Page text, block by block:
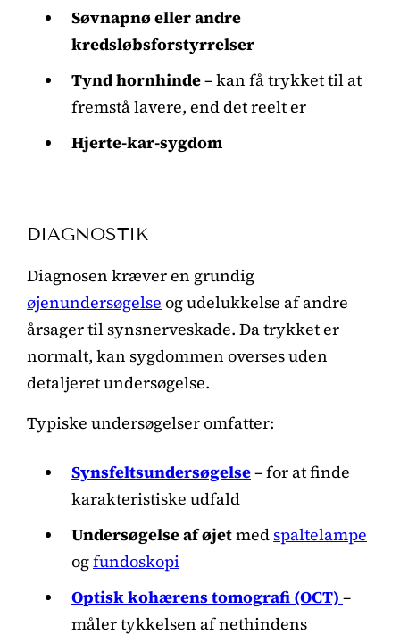
Søvnapnø eller andre
kredsløbsforstyrrelser
Tynd hornhinde– kan få trykket til at
fremstå lavere, end det reelt er
Hjerte-kar-sygdom
DIAGNOSTIK
Diagnosen kræver en grundig
øjenundersøgelse og udelukkelse af andre
årsager til synsnerveskade. Da trykket er
normalt, kan sygdommen overses uden
detaljeret undersøgelse.
Typiske undersøgelser omfatter:
Synsfeltsundersøgelse– for at finde
karakteristiske udfald
Undersøgelse af øjetmedspaltelampe
ogfundoskopi
Optisk kohærens tomografi (OCT) –
måler tykkelsen af nethindens